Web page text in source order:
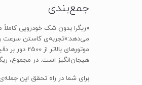
جمع‌بندی
«ریگرا بدون شک خودرویی
می‌دهد:«تجربه‌ی کاستن سرعت و
موتورهای
هیجان‌انگیز است. در مجموع،